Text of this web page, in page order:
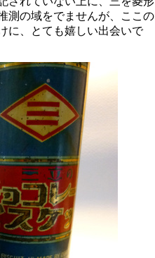
測の域をでませんが、ここの
に、とても嬉しい出会いで